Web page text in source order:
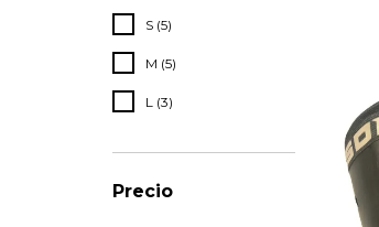
S (5)
M (5)
L (3)
Precio